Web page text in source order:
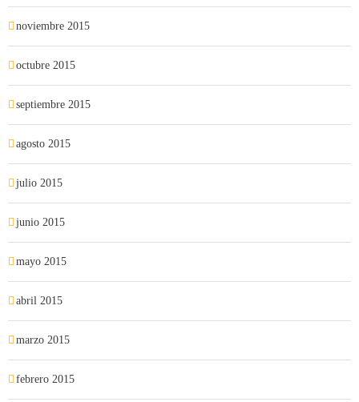
noviembre 2015
octubre 2015
septiembre 2015
agosto 2015
julio 2015
junio 2015
mayo 2015
abril 2015
marzo 2015
febrero 2015